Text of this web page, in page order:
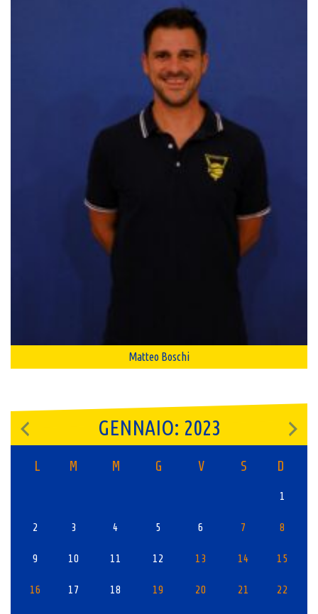
Matteo Boschi
GENNAIO: 2023
L M M G V S D
1
2 3 4 5 6 7 8
9 10 11 12 13 14 15
16 17 18 19 20 21 22